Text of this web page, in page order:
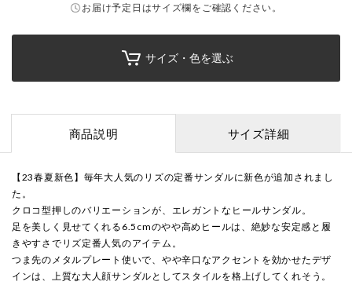
お届け予定日はサイズ欄をご確認ください。
サイズ・色を選ぶ
商品説明 サイズ詳細
【23春夏新色】毎年大人気のリズの定番サンダルに新色が追加されまし
た。
クロコ型押しのバリエーションが、エレガントなヒールサンダル。
足を美しく見せてくれる6.5cmのやや高めヒールは、絶妙な安定感と履
きやすさでリズ定番人気のアイテム。
つま先のメタルプレート使いで、やや辛口なアクセントを効かせたデザ
インは、上質な大人顔サンダルとしてスタイルを格上げしてくれそう。